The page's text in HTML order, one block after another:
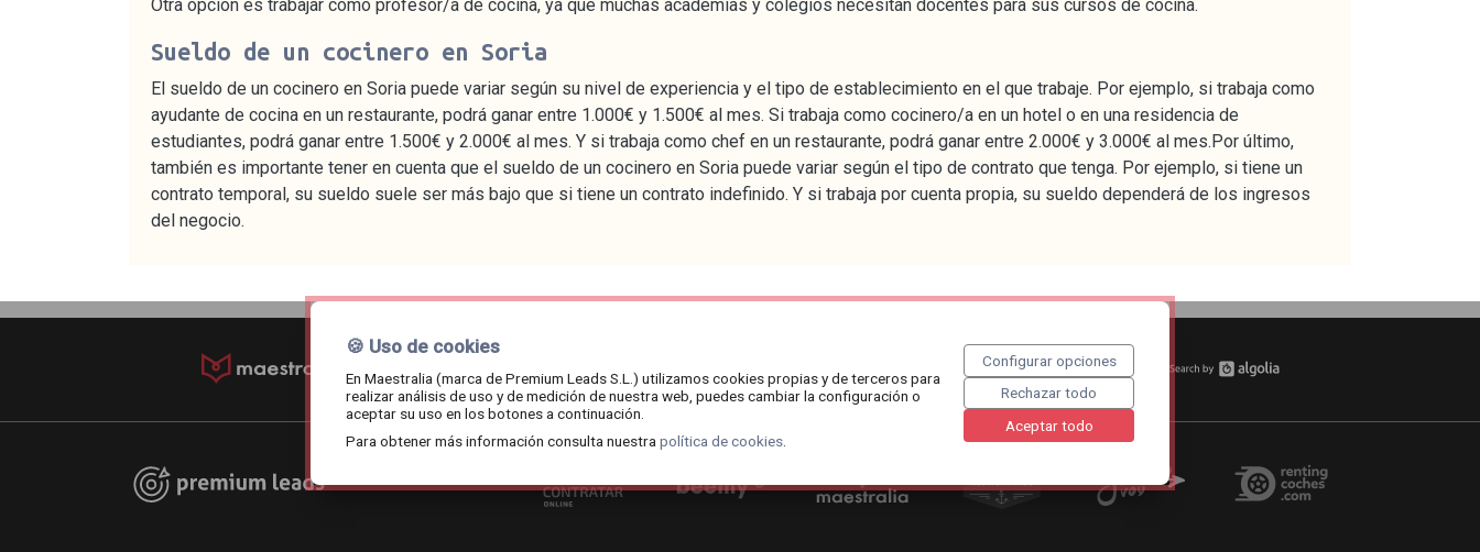
Otra opción es trabajar como profesor/a de cocina, ya que muchas academias y colegios necesitan docentes para sus cursos de cocina.
Sueldo de un cocinero en Soria
El sueldo de un cocinero en Soria puede variar según su nivel de experiencia y el tipo de establecimiento en el que trabaje. Por ejemplo, si trabaja como
ayudante de cocina en un restaurante, podrá ganar entre 1.000€ y 1.500€ al mes. Si trabaja como cocinero/a en un hotel o en una residencia de
estudiantes, podrá ganar entre 1.500€ y 2.000€ al mes. Y si trabaja como chef en un restaurante, podrá ganar entre 2.000€ y 3.000€ al mes.Por último,
también es importante tener en cuenta que el sueldo de un cocinero en Soria puede variar según el tipo de contrato que tenga. Por ejemplo, si tiene un
contrato temporal, su sueldo suele ser más bajo que si tiene un contrato indefinido. Y si trabaja por cuenta propia, su sueldo dependerá de los ingresos
del negocio.
© maestralia.2026 / política de cookies publica tu curso
Premium leads Contratar.online Beemy.es Maestralia Cruceros mediterráneoA Santiago voy Renting Coches
🍪 Uso de cookies
En Maestralia (marca de Premium Leads S.L.) utilizamos cookies propias y de terceros para
realizar análisis de uso y de medición de nuestra web, puedes cambiar la configuración o
aceptar su uso en los botones a continuación.
Para obtener más información consulta nuestra política de cookies
Configurar opciones
Rechazar todo
Aceptar todo